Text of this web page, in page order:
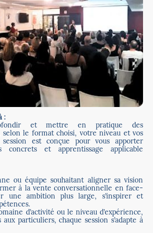
:
et mettre en pratique des
selon le format choisi, votre niveau et vos
session est conçue pour vous apporter
concrets et apprentissage applicable
ou équipe souhaitant aligner sa vision
à la vente conversationnelle en face-
une ambition plus large, s’inspirer et
d’activité ou le niveau d’expérience,
particuliers, chaque session s’adapte à